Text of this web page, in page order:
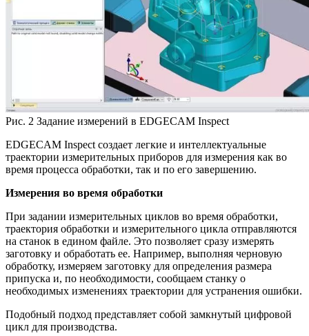
Рис. 2 Задание измерений в EDGECAM Inspect
EDGECAM Inspect создает легкие и интеллектуальные
траектории измерительных приборов для измерения как во
время процесса обработки, так и по его завершению.
Измерения во время обработки
При задании измерительных циклов во время обработки,
траектория обработки и измерительного цикла отправляются
на станок в едином файле. Это позволяет сразу измерять
заготовку и обработать ее. Например, выполняя черновую
обработку, измеряем заготовку для определения размера
припуска и, по необходимости, сообщаем станку о
необходимых изменениях траектории для устранения ошибки.
Подобный подход представляет собой замкнутый цифровой
цикл для производства.